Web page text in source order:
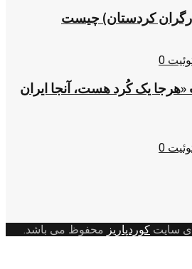
کردستان) چیست
0
یک کُرد هست، آنجا ایران
0
سایت کوردپاریز محفوظ می باشد.